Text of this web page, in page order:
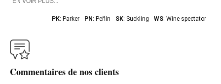
PK: Parker PN: Peñín SK: Suckling WS: Wine spectator
Commentaires de nos clients